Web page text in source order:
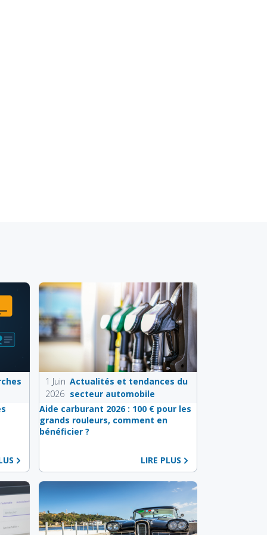
1 Juin
2026
Actualités et tendances du
secteur automobile
Aide carburant 2026 : 100 € pour les
grands rouleurs, comment en
bénéficier ?
LIRE PLUS